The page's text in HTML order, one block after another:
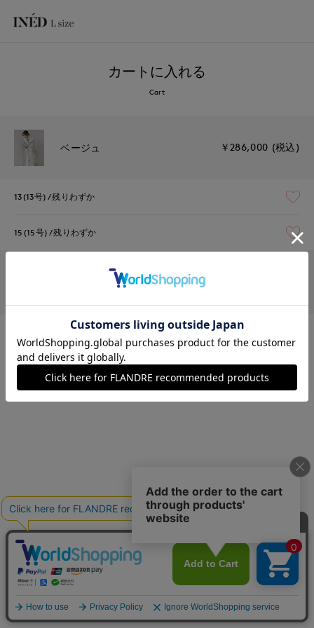
カートに入れる
Cart
ベージュ ￥286,000 (税込)
13(13号) 残りわずか
15(15号) 残りわずか
残り1点
15(15号) 残りわずか